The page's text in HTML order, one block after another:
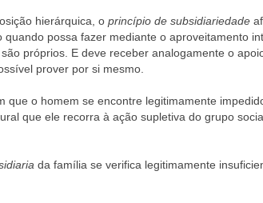
hierárquica, o princípio de subsidiariedade
quando possa fazer mediante o aproveitamento
próprios. E deve receber analogamente o
prover por si mesmo.
que o homem se encontre legitimamente
que ele recorra à ação supletiva do grupo
da família se verifica legitimamente